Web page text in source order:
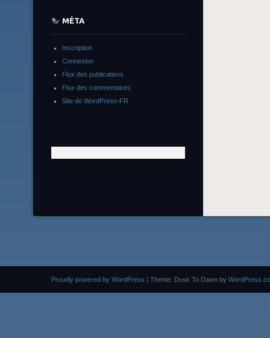
MÉTA
Inscription
Connexion
Flux des publications
Flux des commentaires
Site de WordPress-FR
Proudly powered by WordPress | Theme: Dusk To Dawn by